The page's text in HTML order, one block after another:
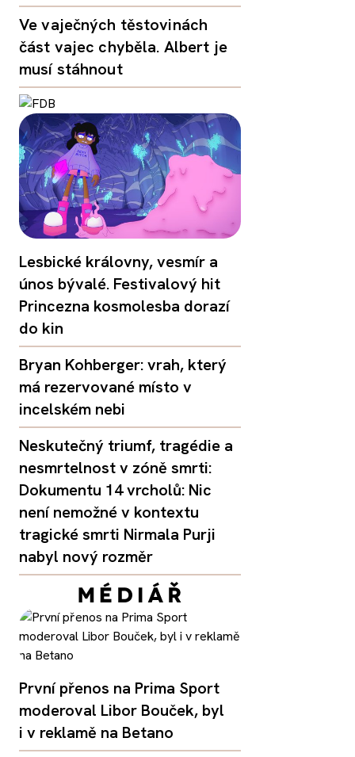
Ve vaječných těstovinách
část vajec chyběla. Albert je
musí stáhnout
Lesbické královny, vesmír a
únos bývalé. Festivalový hit
Princezna kosmolesba dorazí
do kin
Bryan Kohberger: vrah, který
má rezervované místo v
incelském nebi
Neskutečný triumf, tragédie a
nesmrtelnost v zóně smrti:
Dokumentu 14 vrcholů: Nic
není nemožné v kontextu
tragické smrti Nirmala Purji
nabyl nový rozměr
První přenos na Prima Sport
moderoval Libor Bouček, byl
i v reklamě na Betano